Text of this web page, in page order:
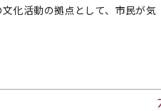
化活動の拠点として、市民が気